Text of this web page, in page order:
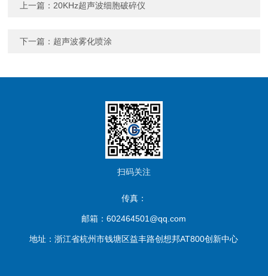
上一篇： 20KHz超声波细胞破碎仪
下一篇： 超声波雾化喷涂
扫码关注
传真：
邮箱：602464501@qq.com
地址：浙江省杭州市钱塘区益丰路创想邦AT800创新中心